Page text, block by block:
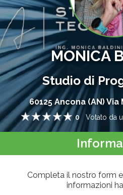
MONICA
Studio di
60125 Ancona (AN)Via
5
4
3
0Votato da
Completa il nostro form
informazioni